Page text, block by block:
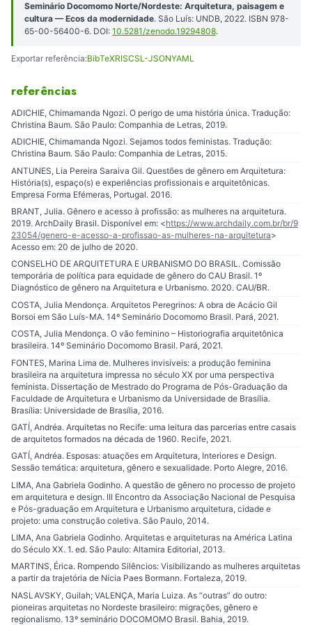
Seminário Docomomo Norte/Nordeste: Arquitetura, paisagem e
cultura — Ecos da modernidade. São Luís: UNDB, 2022. ISBN 978-
65-00-56400-6. DOI: 10.5281/zenodo.19294808.
Exportar referência:BibTeXRISCSL-JSONYAML
referências
ADICHIE, Chimamanda Ngozi. O perigo de uma história única. Tradução:
Christina Baum. São Paulo: Companhia de Letras, 2019.
ADICHIE, Chimamanda Ngozi. Sejamos todos feministas. Tradução:
Christina Baum. São Paulo: Companhia de Letras, 2015.
ANTUNES, Lia Pereira Saraiva Gil. Questões de gênero em Arquitetura:
História(s), espaço(s) e experiências profissionais e arquitetônicas.
Empresa Forma Efémeras, Portugal. 2016.
BRANT, Julia. Gênero e acesso à profissão: as mulheres na arquitetura.
2019. ArchDaily Brasil. Disponível em: <https://www.archdaily.com.br/br/9
23054/genero-e-acesso-a-profissao-as-mulheres-na-arquitetura>
Acesso em: 20 de julho de 2020.
CONSELHO DE ARQUITETURA E URBANISMO DO BRASIL. Comissão
temporária de política para equidade de gênero do CAU Brasil. 1º
Diagnóstico de gênero na Arquitetura e Urbanismo. 2020. CAU/BR.
COSTA, Julia Mendonça. Arquitetos Peregrinos: A obra de Acácio Gil
Borsoi em São Luís-MA. 14º Seminário Docomomo Brasil. Pará, 2021.
COSTA, Julia Mendonça. O vão feminino – Historiografia arquitetônica
brasileira. 14º Seminário Docomomo Brasil. Pará, 2021.
FONTES, Marina Lima de. Mulheres invisíveis: a produção feminina
brasileira na arquitetura impressa no século XX por uma perspectiva
feminista. Dissertação de Mestrado do Programa de Pós-Graduação da
Faculdade de Arquitetura e Urbanismo da Universidade de Brasília.
Brasília: Universidade de Brasília, 2016.
GATÍ, Andréa. Arquitetas no Recife: uma leitura das parcerias entre casais
de arquitetos formados na década de 1960. Recife, 2021.
GATÍ, Andréa. Esposas: atuações em Arquitetura, Interiores e Design.
Sessão temática: arquitetura, gênero e sexualidade. Porto Alegre, 2016.
LIMA, Ana Gabriela Godinho. A questão de gênero no processo de projeto
em arquitetura e design. III Encontro da Associação Nacional de Pesquisa
e Pós-graduação em Arquitetura e Urbanismo arquitetura, cidade e
projeto: uma construção coletiva. São Paulo, 2014.
LIMA, Ana Gabriela Godinho. Arquitetas e arquiteturas na América Latina
do Século XX. 1. ed. São Paulo: Altamira Editorial, 2013.
MARTINS, Érica. Rompendo Silêncios: Visibilizando as mulheres arquitetas
a partir da trajetória de Nícia Paes Bormann. Fortaleza, 2019.
NASLAVSKY, Guilah; VALENÇA, Maria Luiza. As “outras” do outro:
pioneiras arquitetas no Nordeste brasileiro: migrações, gênero e
regionalismo. 13º seminário DOCOMOMO Brasil. Bahia, 2019.